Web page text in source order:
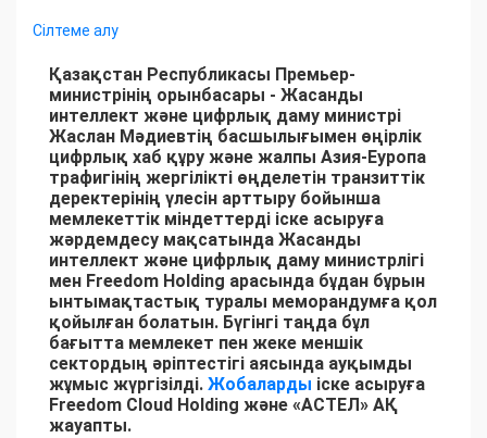
Сілтеме алу
Қазақстан Республикасы Премьер-
министрінің орынбасары - Жасанды
интеллект және цифрлық даму министрі
Жаслан Мәдиевтің басшылығымен өңірлік
цифрлық хаб құру және жалпы Азия-Еуропа
трафигінің жергілікті өңделетін транзиттік
деректерінің үлесін арттыру бойынша
мемлекеттік міндеттерді іске асыруға
жәрдемдесу мақсатында Жасанды
интеллект және цифрлық даму министрлігі
мен Freedom Holding арасында бұдан бұрын
ынтымақтастық туралы меморандумға қол
қойылған болатын. Бүгінгі таңда бұл
бағытта мемлекет пен жеке меншік
сектордың әріптестігі аясында ауқымды
жұмыс жүргізілді. Жобаларды іске асыруға
Freedom Cloud Holding және «АСТЕЛ» АҚ
жауапты.